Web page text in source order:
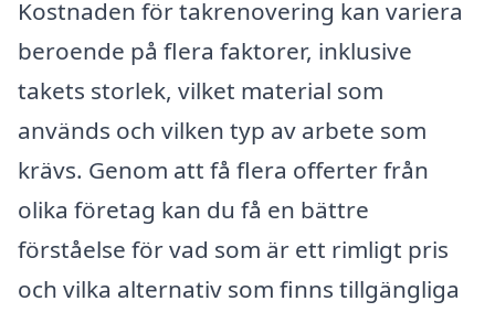
Kostnaden för takrenovering kan variera
beroende på flera faktorer, inklusive
takets storlek, vilket material som
används och vilken typ av arbete som
krävs. Genom att få flera offerter från
olika företag kan du få en bättre
förståelse för vad som är ett rimligt pris
och vilka alternativ som finns tillgängliga